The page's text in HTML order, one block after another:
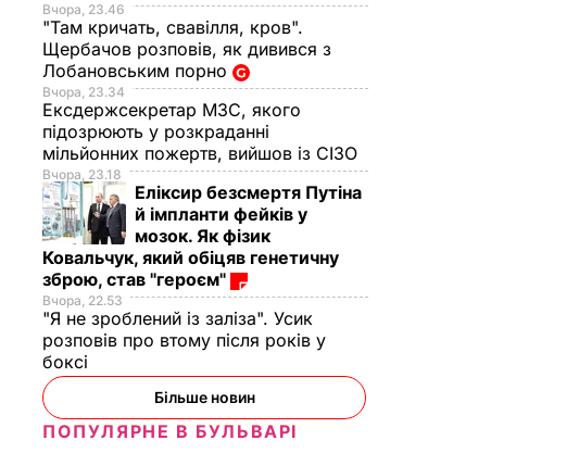
Вчора, 23.46
"Там кричать, свавілля, кров".
Щербачов розповів, як дивився з
Лобановським порно
Вчора, 23.34
Ексдержсекретар МЗС, якого
підозрюють у розкраданні
мільйонних пожертв, вийшов із СІЗО
Вчора, 23.18
Еліксир безсмертя Путіна
й імпланти фейків у
мозок. Як фізик
Ковальчук, який обіцяв генетичну
зброю, став "героєм"
Вчора, 22.53
"Я не зроблений із заліза". Усик
розповів про втому після років у
боксі
Більше новин
ПОПУЛЯРНЕ В БУЛЬВАРІ